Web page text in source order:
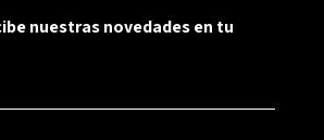
nuestras novedades en tu